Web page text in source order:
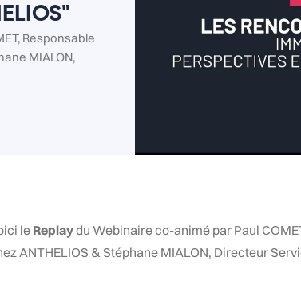
Responsable
MIALON,
le Replaydu Webinaire co-animé par Paul
ANTHELIOS & Stéphane MIALON, Directeur